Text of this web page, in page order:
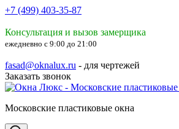
+7 (499) 403-35-87
Консультация и вызов замерщика
ежедневно с 9:00 до 21:00
fasad@oknalux.ru - для чертежей
Заказать звонок
Московские пластиковые окна